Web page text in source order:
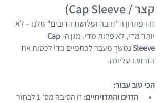
קצר / Cap Sleeve)
זהו פתרון ה"זהבה ושלושת הדובים" שלנו – לא
יותר מדי, לא פחות מדי. מגן ה-Cap
Sleeve נמשך מעבר לכתפיים כדי לכסות את
הזרוע העליונה.
הכי טוב עבור:
הזזים והתזזיתיים:
זו הסיבה מס' 1 לבחור